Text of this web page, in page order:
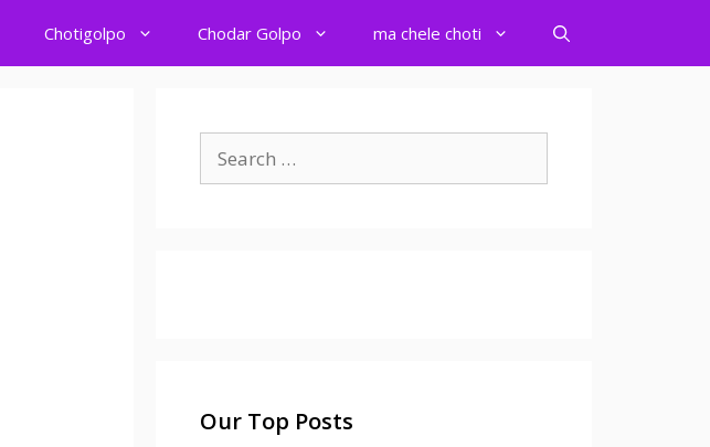
Chotigolpo Chodar Golpo ma chele choti
for:
Our Top Posts